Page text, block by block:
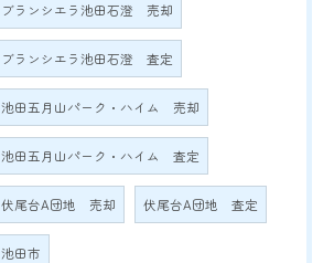
ブランシエラ池田石澄 売却
ブランシエラ池田石澄 査定
池田五月山パーク・ハイム 売却
池田五月山パーク・ハイム 査定
伏尾台A団地 売却 伏尾台A団地 査定
池田市